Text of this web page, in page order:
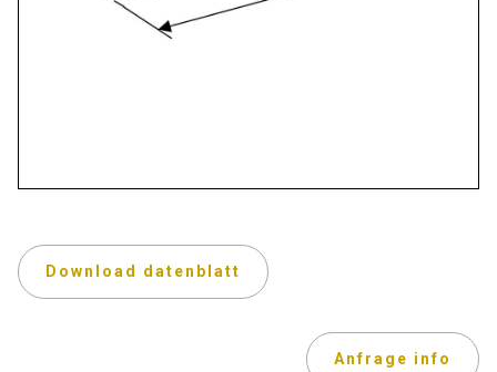
Download datenblatt
Anfrage info